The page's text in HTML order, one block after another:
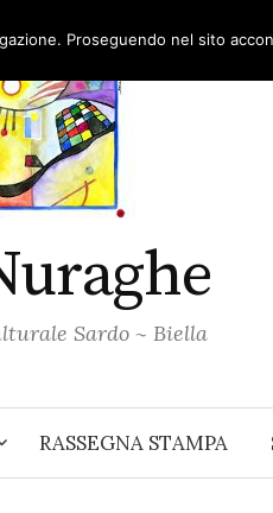
Sardo ~ Biella
RASSEGNA STAMPA
Proseguendo nel sito